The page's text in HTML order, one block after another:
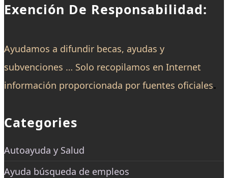
Exención De Responsabilidad:
Ayudamos a difundir becas, ayudas y
subvenciones … Solo recopilamos en Internet
información proporcionada por fuentes oficiales.
Categories
Autoayuda y Salud
Ayuda búsqueda de empleos